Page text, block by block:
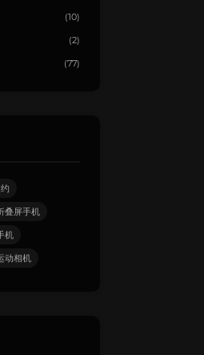
(10)
(2)
(77)
叠屏手机
机
动相机